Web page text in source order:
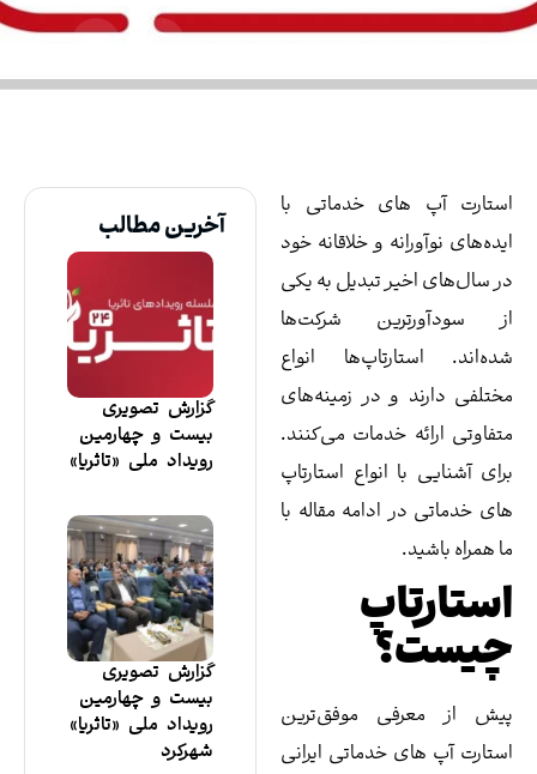
خدماتی با
و خلاقانه خود
تبدیل به یکی
شرکت‌ها
انواع
در زمینه‌های
خدمات می‌کنند.
استارتاپ
مقاله با
موفق‌ترین
ایرانی
آخرین مطالب
گزارش تصویری
بیست و چهارمین
رویداد ملی «تاثریا»
بیست و چهارمین
رویداد ملی «تاثریا»
شهرکرد